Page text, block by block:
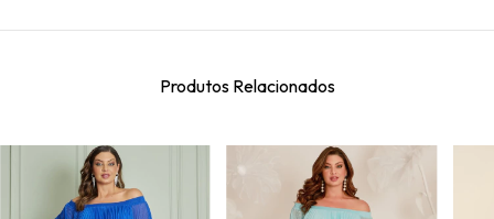
Produtos Relacionados